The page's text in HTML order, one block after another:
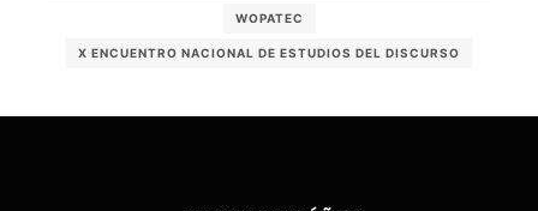
WOPATEC
X ENCUENTRO NACIONAL DE ESTUDIOS DEL DISCURSO